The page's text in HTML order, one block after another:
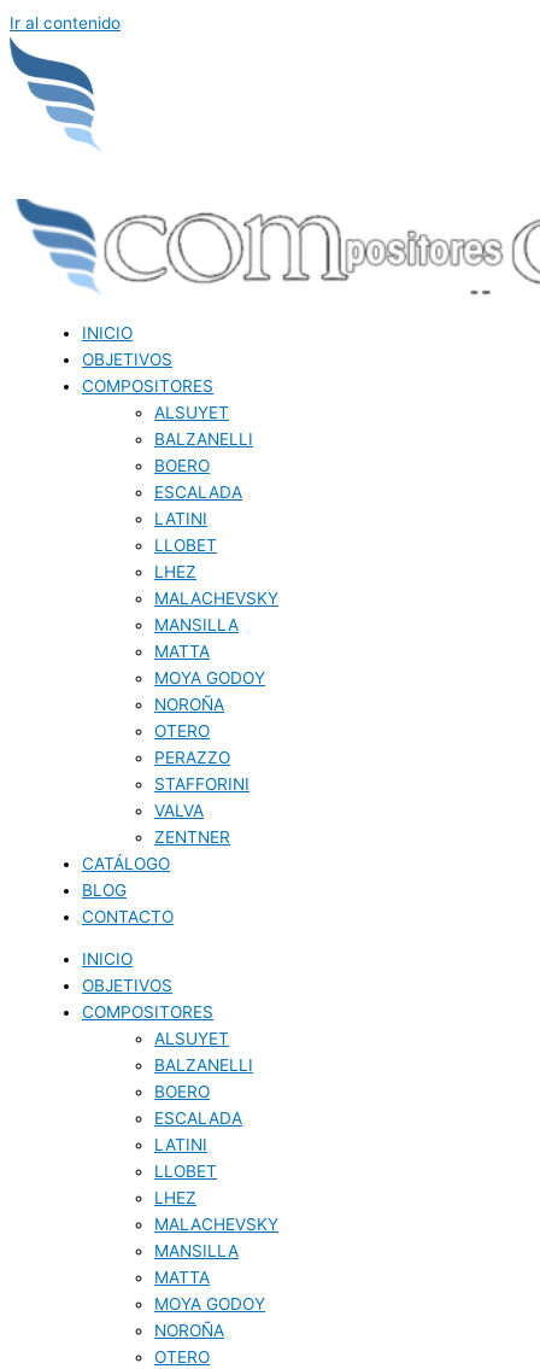
Ir al contenido
INICIO
OBJETIVOS
COMPOSITORES
ALSUYET
BALZANELLI
BOERO
ESCALADA
LATINI
LLOBET
LHEZ
MALACHEVSKY
MANSILLA
MATTA
MOYA GODOY
NOROÑA
OTERO
PERAZZO
STAFFORINI
VALVA
ZENTNER
CATÁLOGO
BLOG
CONTACTO
INICIO
OBJETIVOS
COMPOSITORES
ALSUYET
BALZANELLI
BOERO
ESCALADA
LATINI
LLOBET
LHEZ
MALACHEVSKY
MANSILLA
MATTA
MOYA GODOY
NOROÑA
OTERO